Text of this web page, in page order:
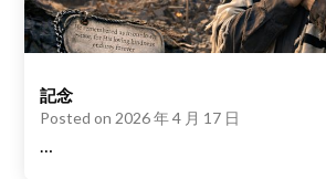
記念
Posted on2026 年 4 月 17 日
…